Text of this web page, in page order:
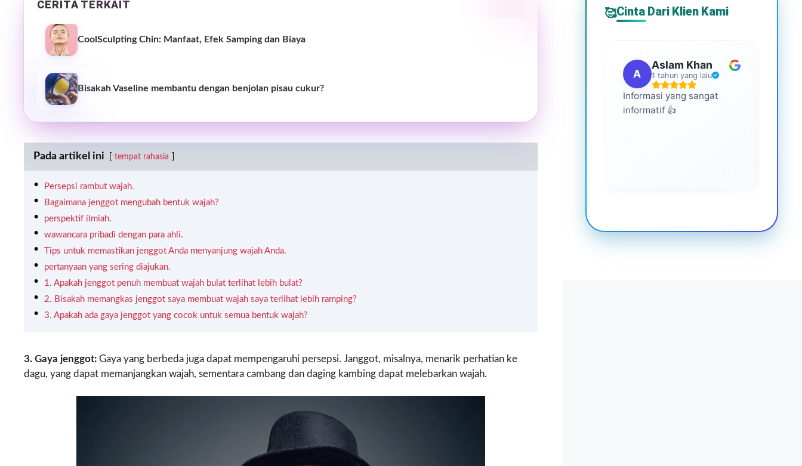
CERITA TERKAIT
CoolSculpting Chin: Manfaat, Efek Samping dan Biaya
Bisakah Vaseline membantu dengan benjolan pisau cukur?
Pada artikel ini tempat rahasia
Persepsi rambut wajah.
Bagaimana jenggot mengubah bentuk wajah?
perspektif ilmiah.
wawancara pribadi dengan para ahli.
Tips untuk memastikan jenggot Anda menyanjung wajah Anda.
pertanyaan yang sering diajukan.
1. Apakah jenggot penuh membuat wajah bulat terlihat lebih bulat?
2. Bisakah memangkas jenggot saya membuat wajah saya terlihat lebih ramping?
3. Apakah ada gaya jenggot yang cocok untuk semua bentuk wajah?
3. Gaya jenggot: Gaya yang berbeda juga dapat mempengaruhi persepsi. Janggot, misalnya, menarik perhatian ke
dagu, yang dapat memanjangkan wajah, sementara cambang dan daging kambing dapat melebarkan wajah.
🥰Cinta Dari Klien Kami
A
Aslam Khan
1 tahun yang lalu
Informasi yang sangat
informatif 👍